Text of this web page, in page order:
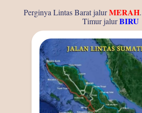
Perginya Lintas Barat jalurMERAH
Timur jalurBIRU